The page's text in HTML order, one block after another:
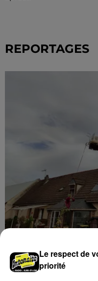
REPORTAGES
🔊 Une pénichette
Les riverains de la
observer un drôle
de matinée. Une
Le respect de
priorité